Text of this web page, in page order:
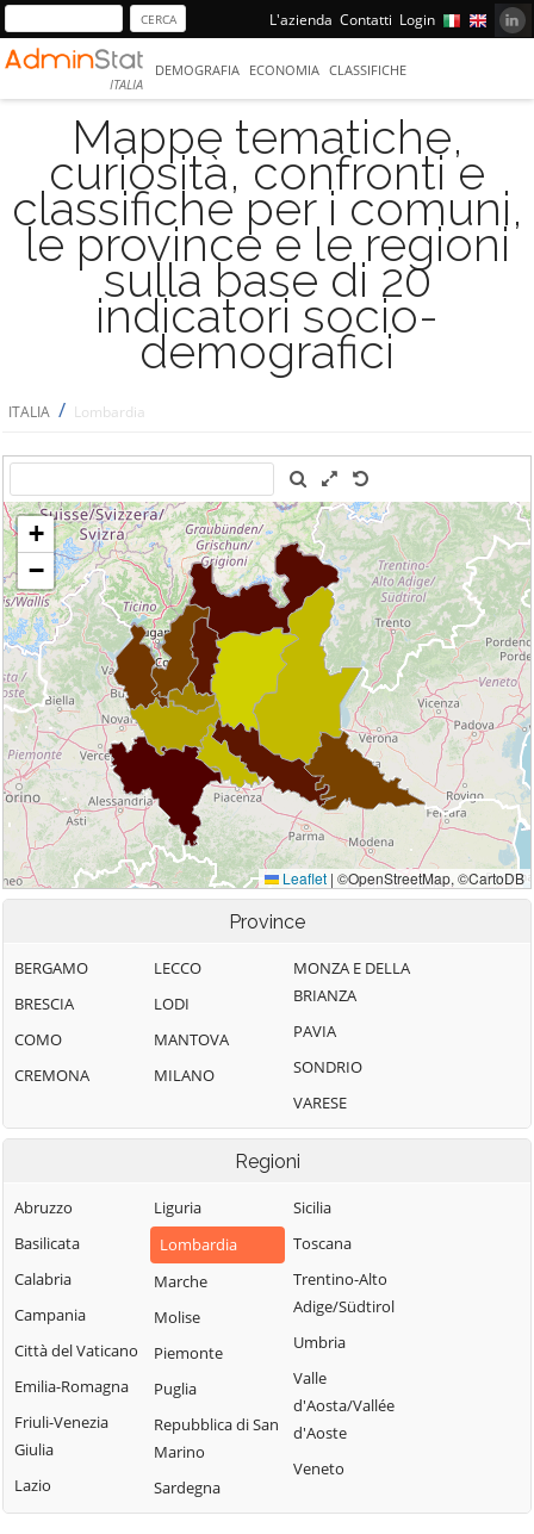
L'azienda Contatti Login
ITALIA
DEMOGRAFIA ECONOMIA CLASSIFICHE
Mappe tematiche,
curiosità, confronti e
classifiche per i comuni,
le province e le regioni
sulla base di 20
indicatori socio-
demografici
ITALIA / Lombardia
Province
BERGAMO
BRESCIA
COMO
CREMONA
LECCO
LODI
MANTOVA
MILANO
MONZA E DELLA
BRIANZA
PAVIA
SONDRIO
VARESE
Regioni
Abruzzo
Basilicata
Calabria
Campania
Città del Vaticano
Emilia-Romagna
Friuli-Venezia
Giulia
Lazio
Liguria
Lombardia
Marche
Molise
Piemonte
Puglia
Repubblica di San
Marino
Sardegna
Sicilia
Toscana
Trentino-Alto
Adige/Südtirol
Umbria
Valle
d'Aosta/Vallée
d'Aoste
Veneto